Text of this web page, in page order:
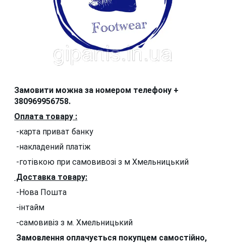
Замовити можна за номером телефону +
380969956758.
Оплата товару :
-карта приват банку
-накладений платіж
-готівкою при самовивозі з м Хмельницький
Доставка товару:
-Нова Пошта
-інтайм
-самовивіз з м. Хмельницький
Замовлення оплачується покупцем самостійно,